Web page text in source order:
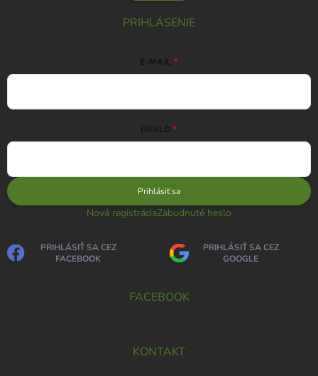
PRIHLÁSENIE
E-MAIL
HESLO
Prihlásiť sa
Nová registráciaZabudnuté heslo
PRIHLÁSIŤ SA CEZ
FACEBOOK
PRIHLÁSIŤ SA CEZ
GOOGLE
FACEBOOK
KONTAKT